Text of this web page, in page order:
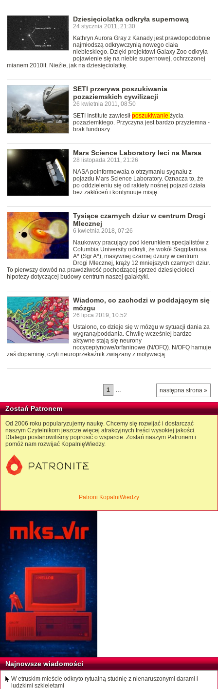
Dziesięciolatka odkryła supernową
24 stycznia 2011, 21:30
Kathryn Aurora Gray z Kanady jest prawdopodobnie
najmłodszą odkrywczynią nowego ciała
niebieskiego. Dzięki projektowi Galaxy Zoo odkryła
pojawienie się na niebie supernowej, ochrzczonej
mianem 2010lt. Nieźle, jak na dziesięciolatkę.
SETI przerywa poszukiwania
pozaziemskich cywilizacji
26 kwietnia 2011, 08:50
SETI Institute zawiesił poszukiwanie życia
pozaziemkiego. Przyczyna jest bardzo przyziemna -
brak funduszy.
Mars Science Laboratory leci na Marsa
28 listopada 2011, 21:26
NASA poinformowała o otrzymaniu sygnału z
pojazdu Mars Science Laboratory. Oznacza to, że
po oddzieleniu się od rakiety nośnej pojazd działa
bez zakłóceń i kontynuuje misję.
Tysiące czarnych dziur w centrum Drogi
Mlecznej
6 kwietnia 2018, 07:26
Naukowcy pracujący pod kierunkiem specjalistów z
Columbia University odkryli, że wokół Saggitariusa
A* (Sgr A*), masywnej czarnej dziury w centrum
Drogi Mlecznej, krąży 12 mniejszych czarnych dziur.
To pierwszy dowód na prawdziwość pochodzącej sprzed dziesięcioleci
hipotezy dotyczącej budowy centrum naszej galaktyki.
Wiadomo, co zachodzi w poddającym się
mózgu
26 lipca 2019, 10:52
Ustalono, co dzieje się w mózgu w sytuacji dania za
wygraną/poddania. Chwilę wcześniej bardzo
aktywne stają się neurony
nocyceptynowe/orfaninowe (N/OFQ). N/OFQ hamuje
zaś dopaminę, czyli neuroprzekaźnik związany z motywacją.
następna strona »
1 …
Zostań Patronem
Od 2006 roku popularyzujemy naukę. Chcemy się rozwijać i dostarczać
naszym Czytelnikom jeszcze więcej atrakcyjnych treści wysokiej jakości.
Dlatego postanowiliśmy poprosić o wsparcie. Zostań naszym Patronem i
pomóż nam rozwijać KopalnięWiedzy.
Patroni KopalniWiedzy
Najnowsze wiadomości
W etruskim mieście odkryto rytualną studnię z nienaruszonymi darami i
ludzkimi szkieletami